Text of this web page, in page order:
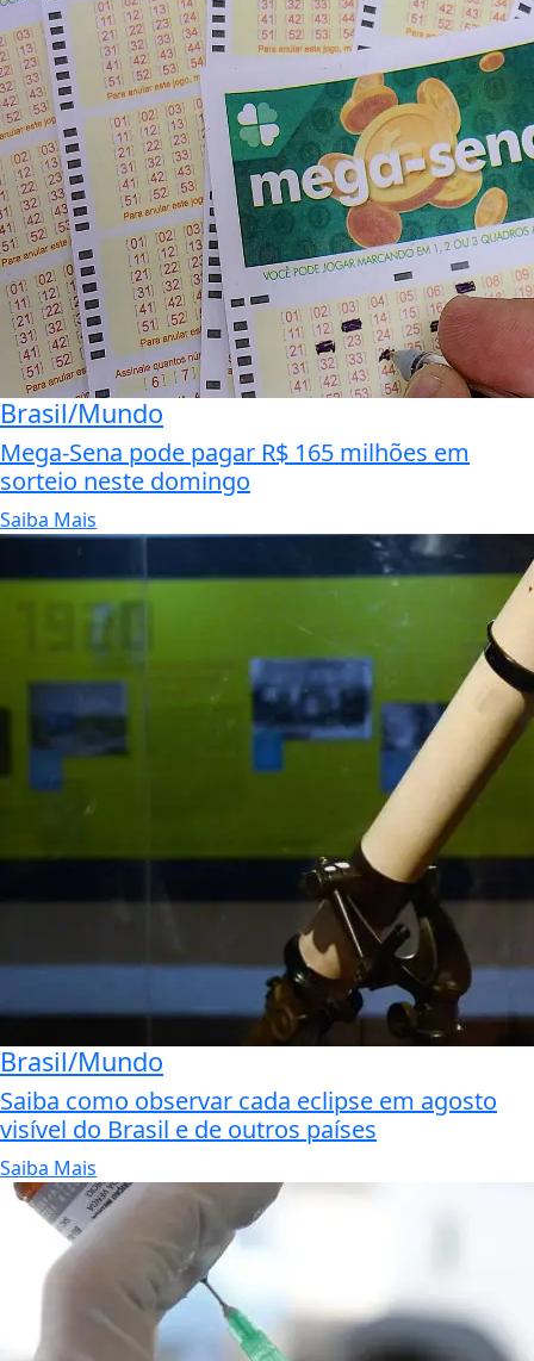
Brasil/Mundo
Mega-Sena pode pagar R$ 165 milhões em
sorteio neste domingo
Saiba Mais
Brasil/Mundo
Saiba como observar cada eclipse em agosto
visível do Brasil e de outros países
Saiba Mais